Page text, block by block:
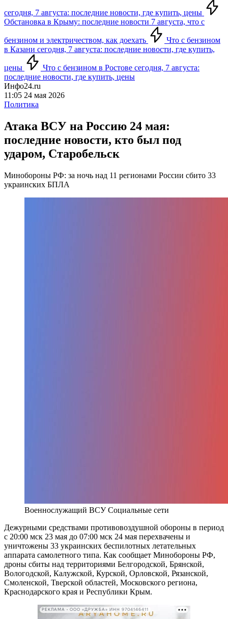
сегодня, 7 августа: последние новости, где купить, цены
Обстановка в Крыму: последние новости 7 августа, что с
бензином и электричеством, как доехать
Что с бензином
в Казани сегодня, 7 августа: последние новости, где купить,
цены
Что с бензином в Ростове сегодня, 7 августа:
последние новости, где купить, цены
Инфо24.ru
11:05 24 мая 2026
Политика
Атака ВСУ на Россию 24 мая:
последние новости, кто был под
ударом, Старобельск
Минобороны РФ: за ночь над 11 регионами России сбито 33
украинских БПЛА
Военнослужащий ВСУ Социальные сети
Дежурными средствами противовоздушной обороны в период
с 20:00 мск 23 мая до 07:00 мск 24 мая перехвачены и
уничтожены 33 украинских беспилотных летательных
аппарата самолетного типа. Как сообщает Минобороны РФ,
дроны сбиты над территориями Белгородской, Брянской,
Вологодской, Калужской, Курской, Орловской, Рязанской,
Смоленской, Тверской областей, Московского региона,
Краснодарского края и Республики Крым.
РЕКЛАМА • ООО «ДРУЖБА» ИНН 9704146411